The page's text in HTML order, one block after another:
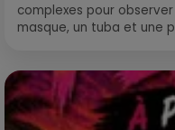
complexes pour
masque, un tuba et une